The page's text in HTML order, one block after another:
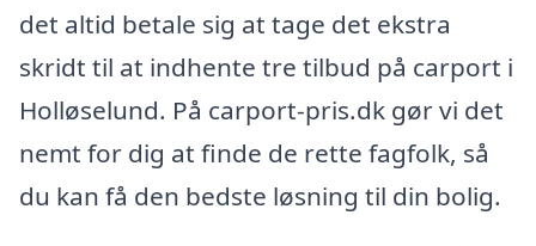
det altid betale sig at tage det ekstra
skridt til at indhente tre tilbud på carport i
Holløselund. På carport-pris.dk gør vi det
nemt for dig at finde de rette fagfolk, så
du kan få den bedste løsning til din bolig.